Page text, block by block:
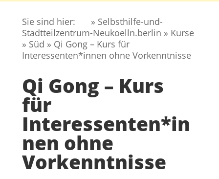
Sie sind hier:
» Selbsthilfe-und-
Stadtteilzentrum-Neukoelln.berlin » Kurse
» Süd » Qi Gong – Kurs für
Interessenten*innen ohne Vorkenntnisse
Qi Gong – Kurs
für
Interessenten*in
nen ohne
Vorkenntnisse